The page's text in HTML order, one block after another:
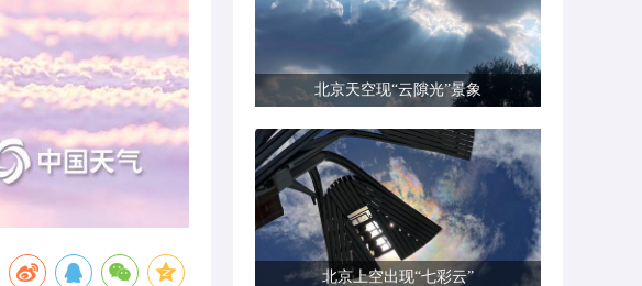
北京天空现“云隙光”景象
北京上空出现“七彩云”